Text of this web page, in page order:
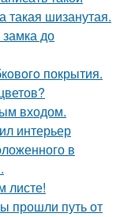
такая шизанутая.
замка до
покрытия.
входом.
интерьер
в
листе!
прошли путь от